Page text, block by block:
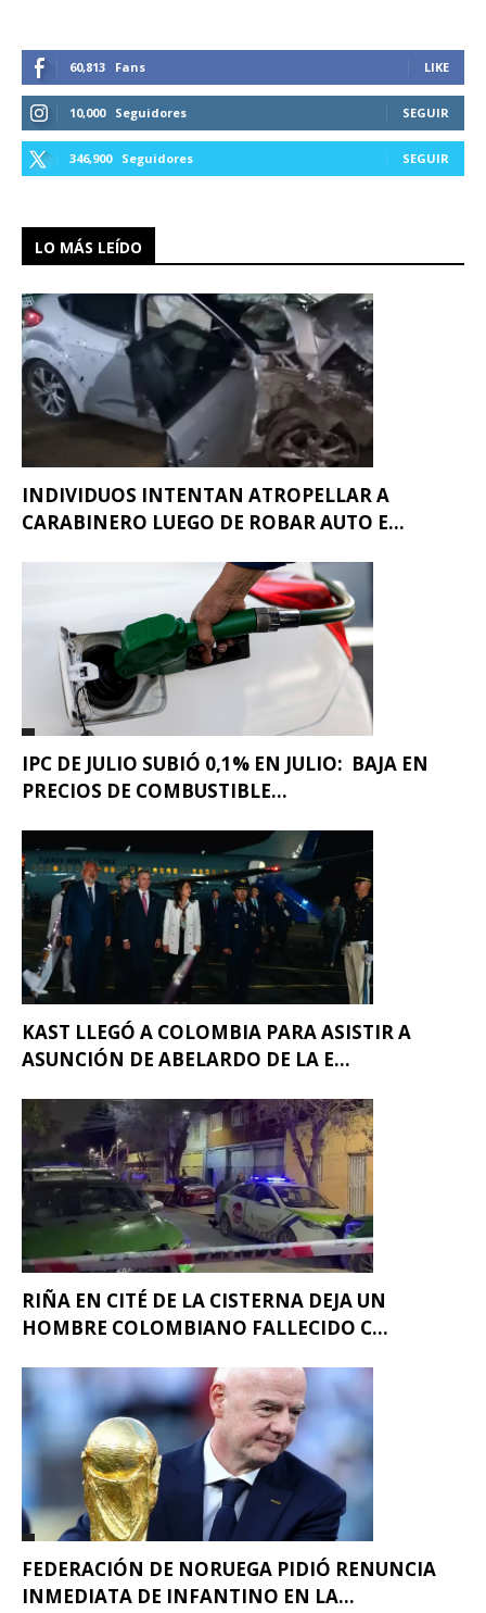
60,813 Fans LIKE
10,000 Seguidores SEGUIR
346,900 Seguidores SEGUIR
LO MÁS LEÍDO
INDIVIDUOS INTENTAN ATROPELLAR A
CARABINERO LUEGO DE ROBAR AUTO E...
IPC DE JULIO SUBIÓ 0,1% EN JULIO: BAJA EN
PRECIOS DE COMBUSTIBLE...
KAST LLEGÓ A COLOMBIA PARA ASISTIR A
ASUNCIÓN DE ABELARDO DE LA E...
RIÑA EN CITÉ DE LA CISTERNA DEJA UN
HOMBRE COLOMBIANO FALLECIDO C...
FEDERACIÓN DE NORUEGA PIDIÓ RENUNCIA
INMEDIATA DE INFANTINO EN LA...